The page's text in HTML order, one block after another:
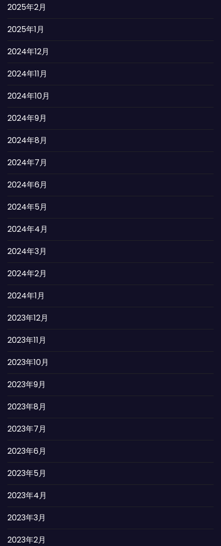
2025年2月
2025年1月
2024年12月
2024年11月
2024年10月
2024年9月
2024年8月
2024年7月
2024年6月
2024年5月
2024年4月
2024年3月
2024年2月
2024年1月
2023年12月
2023年11月
2023年10月
2023年9月
2023年8月
2023年7月
2023年6月
2023年5月
2023年4月
2023年3月
2023年2月